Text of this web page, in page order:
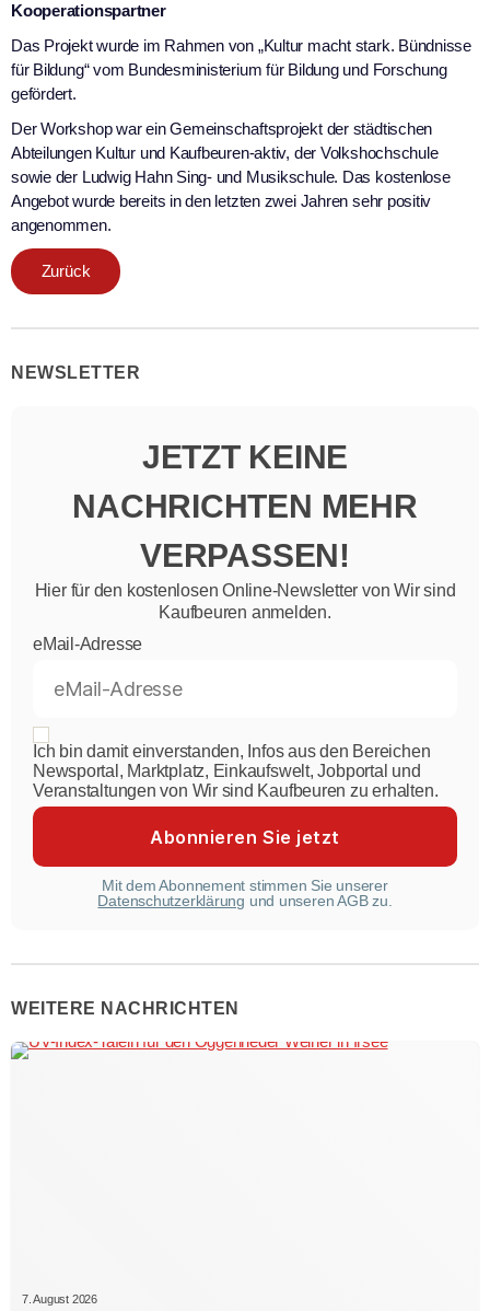
Kooperationspartner
Das Projekt wurde im Rahmen von „Kultur macht stark. Bündnisse
für Bildung“ vom Bundesministerium für Bildung und Forschung
gefördert.
Der Workshop war ein Gemeinschaftsprojekt der städtischen
Abteilungen Kultur und Kaufbeuren-aktiv, der Volkshochschule
sowie der Ludwig Hahn Sing- und Musikschule. Das kostenlose
Angebot wurde bereits in den letzten zwei Jahren sehr positiv
angenommen.
Zurück
NEWSLETTER
JETZT KEINE
NACHRICHTEN MEHR
VERPASSEN!
Hier für den kostenlosen Online-Newsletter von Wir sind
Kaufbeuren anmelden.
eMail-Adresse
Ich bin damit einverstanden, Infos aus den Bereichen
Newsportal, Marktplatz, Einkaufswelt, Jobportal und
Veranstaltungen von Wir sind Kaufbeuren zu erhalten.
Mit dem Abonnement stimmen Sie unserer
Datenschutzerklärung und unseren AGB zu.
WEITERE NACHRICHTEN
7. August 2026